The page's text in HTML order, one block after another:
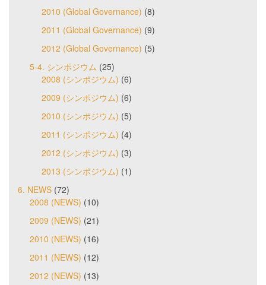
2010 (Global Governance) (8)
2011 (Global Governance) (9)
2012 (Global Governance) (5)
5-4. シンポジウム (25)
2008 (シンポジウム) (6)
2009 (シンポジウム) (6)
2010 (シンポジウム) (5)
2011 (シンポジウム) (4)
2012 (シンポジウム) (3)
2013 (シンポジウム) (1)
6. NEWS (72)
2008 (NEWS) (10)
2009 (NEWS) (21)
2010 (NEWS) (16)
2011 (NEWS) (12)
2012 (NEWS) (13)